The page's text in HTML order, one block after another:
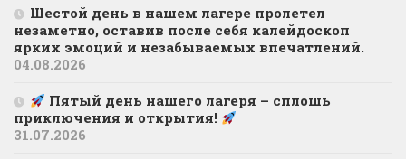
Шестой день в нашем лагере пролетел
незаметно, оставив после себя калейдоскоп
ярких эмоций и незабываемых впечатлений.
04.08.2026
Пятый день нашего лагеря – сплошь
приключения и открытия!
31.07.2026